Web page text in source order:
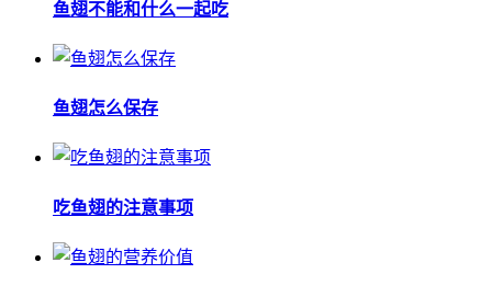
鱼翅不能和什么一起吃
鱼翅怎么保存
吃鱼翅的注意事项